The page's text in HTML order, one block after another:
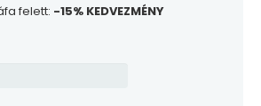
felett: -15% KEDVEZMÉNY